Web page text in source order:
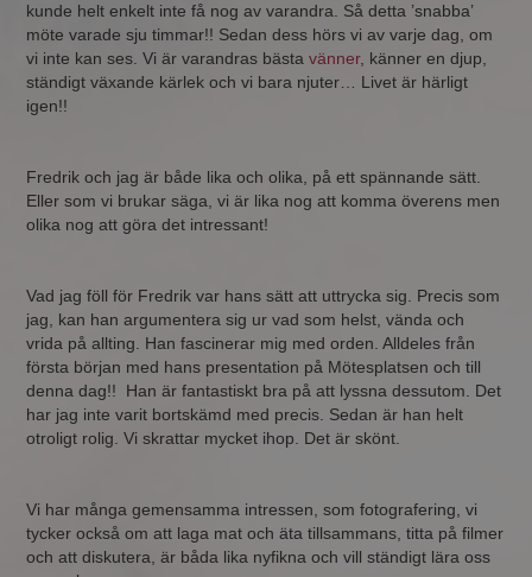
kunde helt enkelt inte få nog av varandra. Så detta ’snabba’
möte varade sju timmar!! Sedan dess hörs vi av varje dag, om
vi inte kan ses. Vi är varandras bästavänner, känner en djup,
ständigt växande kärlek och vi bara njuter… Livet är härligt
igen!!
Fredrik och jag är både lika och olika, på ett spännande sätt.
Eller som vi brukar säga, vi är lika nog att komma överens men
olika nog att göra det intressant!
Vad jag föll för Fredrik var hans sätt att uttrycka sig. Precis som
jag, kan han argumentera sig ur vad som helst, vända och
vrida på allting. Han fascinerar mig med orden. Alldeles från
första början med hans presentation på Mötesplatsen och till
denna dag!! Han är fantastiskt bra på att lyssna dessutom. Det
har jag inte varit bortskämd med precis. Sedan är han helt
otroligt rolig. Vi skrattar mycket ihop. Det är skönt.
Vi har många gemensamma intressen, som fotografering, vi
tycker också om att laga mat och äta tillsammans, titta på filmer
och att diskutera, är båda lika nyfikna och vill ständigt lära oss